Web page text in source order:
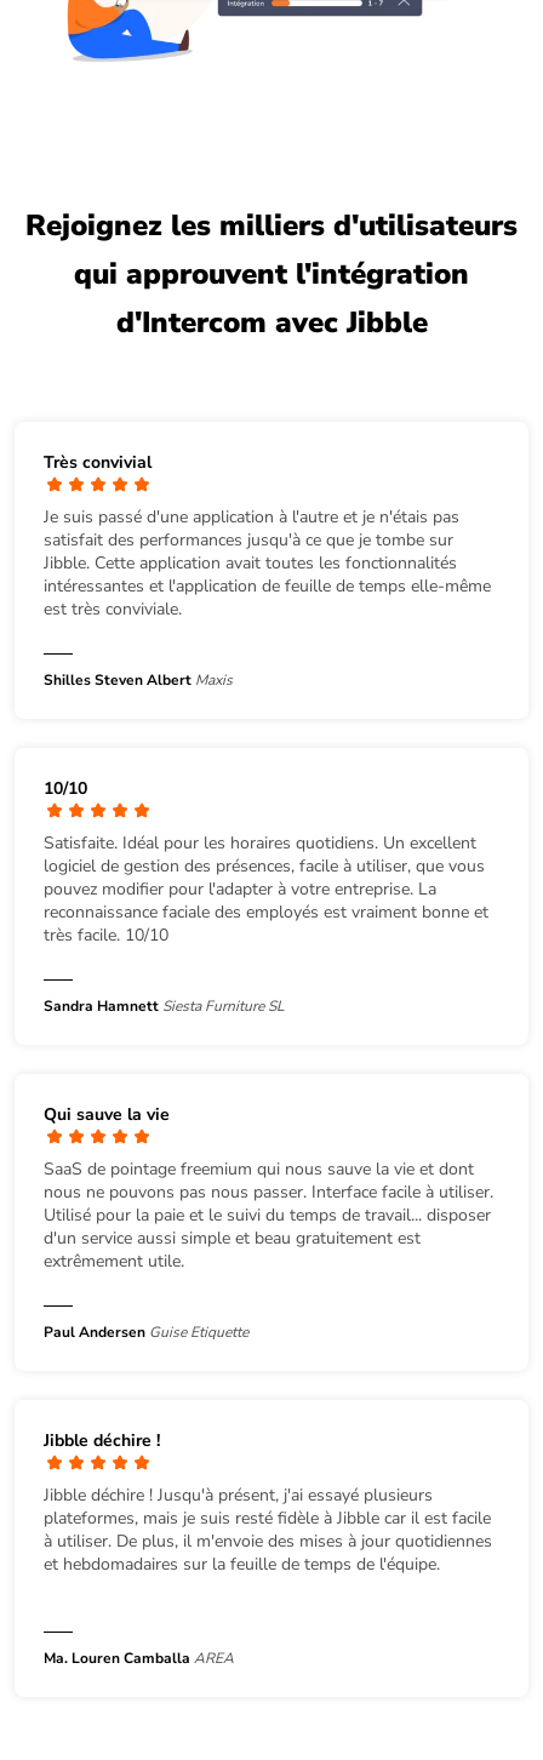
Rejoignez les milliers d'utilisateurs
qui approuvent l'intégration
d'Intercom avec Jibble
Très convivial
Je suis passé d'une application à l'autre et je n'étais pas
satisfait des performances jusqu'à ce que je tombe sur
Jibble. Cette application avait toutes les fonctionnalités
intéressantes et l'application de feuille de temps elle-même
est très conviviale.
Shilles Steven Albert Maxis
10/10
Satisfaite. Idéal pour les horaires quotidiens. Un excellent
logiciel de gestion des présences, facile à utiliser, que vous
pouvez modifier pour l'adapter à votre entreprise. La
reconnaissance faciale des employés est vraiment bonne et
très facile. 10/10
Sandra Hamnett Siesta Furniture SL
Qui sauve la vie
SaaS de pointage freemium qui nous sauve la vie et dont
nous ne pouvons pas nous passer. Interface facile à utiliser.
Utilisé pour la paie et le suivi du temps de travail... disposer
d'un service aussi simple et beau gratuitement est
extrêmement utile.
Paul Andersen Guise Etiquette
Jibble déchire !
Jibble déchire ! Jusqu'à présent, j'ai essayé plusieurs
plateformes, mais je suis resté fidèle à Jibble car il est facile
à utiliser. De plus, il m'envoie des mises à jour quotidiennes
et hebdomadaires sur la feuille de temps de l'équipe.
Ma. Louren Camballa AREA